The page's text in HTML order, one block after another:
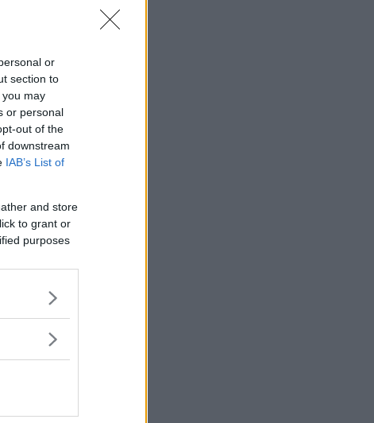
or
section to
may
or personal
out of the
downstream
IAB’s List of
and store
to grant or
purposes
Garage i
ha en egen